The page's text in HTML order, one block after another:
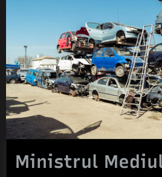
Ministrul